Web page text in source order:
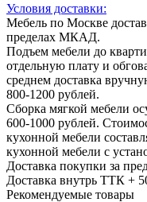
Условия доставки:
Мебель по Москве
пределах МКАД.
Подъем мебели до
отдельную плату и
среднем доставка
800-1200 рублей.
Сборка мягкой мебели
600-1000 рублей.
кухонной мебели
кухонной мебели с
Доставка покупки за
Доставка внутрь ТТК +
Рекомендуемые товары